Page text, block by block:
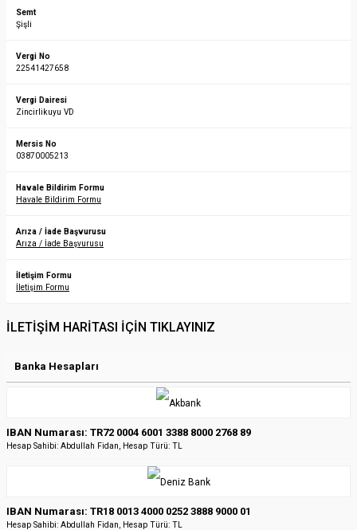
Semt
Şişli
Vergi No
22541427658
Vergi Dairesi
Zincirlikuyu VD
Mersis No
03870005213
Havale Bildirim Formu
Havale Bildirim Formu
Arıza / İade Başvurusu
Arıza / İade Başvurusu
İletişim Formu
İletişim Formu
İLETİŞİM HARİTASI İÇİN TIKLAYINIZ
Banka Hesapları
IBAN Numarası: TR72 0004 6001 3388 8000 2768 89
Hesap Sahibi: Abdullah Fidan, Hesap Türü: TL
IBAN Numarası: TR18 0013 4000 0252 3888 9000 01
Hesap Sahibi: Abdullah Fidan, Hesap Türü: TL